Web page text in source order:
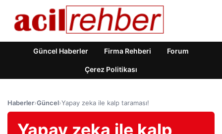
Güncel Haberler Firma Rehberi Forum
Çerez Politikası
Haberler›Güncel›Yapay zeka ile kalp taraması!
Yapay zeka ile kalp